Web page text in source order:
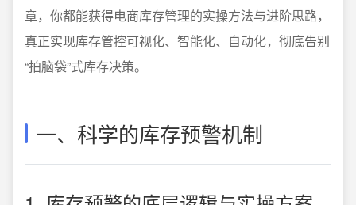
章，你都能获得电商库存管理的实操方法与进阶思路，
真正实现库存管控可视化、智能化、自动化，彻底告别
“拍脑袋”式库存决策。
一、科学的库存预警机制